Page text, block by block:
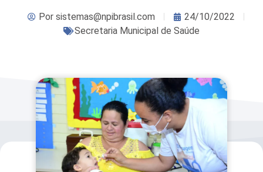
Por sistemas@npibrasil.com
24/10/2022
Secretaria Municipal de Saúde